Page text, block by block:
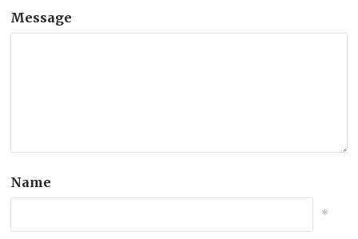
Message
Name
*